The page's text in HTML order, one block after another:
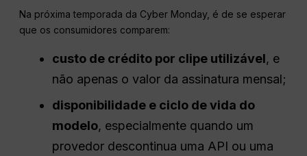
Na próxima temporada da Cyber Monday, é de se esperar
que os consumidores comparem:
custo de crédito por clipe utilizável, e
não apenas o valor da assinatura mensal;
disponibilidade e ciclo de vida do
modelo, especialmente quando um
provedor descontinua uma API ou uma